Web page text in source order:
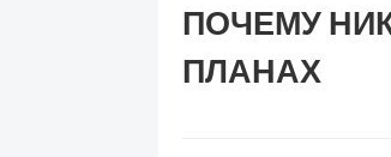
ПОЧЕМУ
ПЛАНАХ